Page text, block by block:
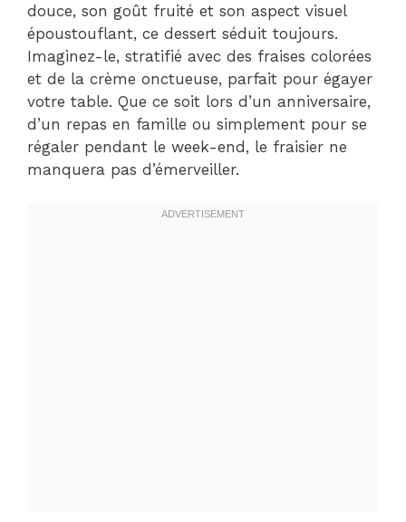
douce, son goût fruité et son aspect visuel
époustouflant, ce dessert séduit toujours.
Imaginez-le, stratifié avec des fraises colorées
et de la crème onctueuse, parfait pour égayer
votre table. Que ce soit lors d’un anniversaire,
d’un repas en famille ou simplement pour se
régaler pendant le week-end, le fraisier ne
manquera pas d’émerveiller.